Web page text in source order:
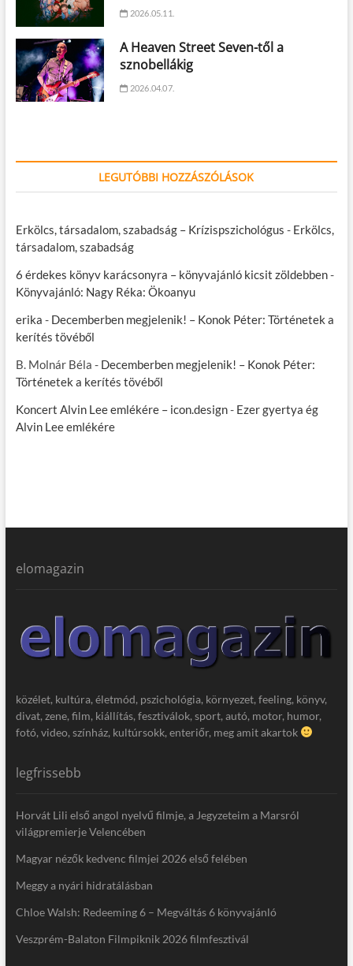
2026.05.11.
A Heaven Street Seven-től a
sznobellákig
2026.04.07.
LEGUTÓBBI HOZZÁSZÓLÁSOK
Erkölcs, társadalom, szabadság – Krízispszichológus - Erkölcs,
társadalom, szabadság
6 érdekes könyv karácsonyra – könyvajánló kicsit zöldebben-
Könyvajánló: Nagy Réka: Ökoanyu
erika - Decemberben megjelenik! – Konok Péter: Történetek a
kerítés tövéből
B. Molnár Béla - Decemberben megjelenik! – Konok Péter:
Történetek a kerítés tövéből
Koncert Alvin Lee emlékére – icon.design- Ezer gyertya ég
Alvin Lee emlékére
elomagazin
közélet, kultúra, életmód, pszichológia, környezet, feeling, könyv,
divat, zene, film, kiállítás, fesztiválok, sport, autó, motor, humor,
fotó, video, színház, kultúrsokk, enteriőr, meg amit akartok
legfrissebb
Horvát Lili első angol nyelvű filmje, a Jegyzeteim a Marsról
világpremierje Velencében
Magyar nézők kedvenc filmjei 2026 első felében
Meggy a nyári hidratálásban
Chloe Walsh: Redeeming 6 – Megváltás 6 könyvajánló
Veszprém-Balaton Filmpiknik 2026 filmfesztivál